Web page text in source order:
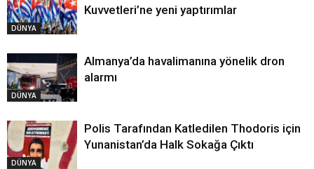
DÜNYA
Kuvvetleri’ne yeni yaptırımlar
DÜNYA
Almanya’da havalimanına yönelik dron
alarmı
DÜNYA
Polis Tarafından Katledilen Thodoris için
Yunanistan’da Halk Sokağa Çıktı